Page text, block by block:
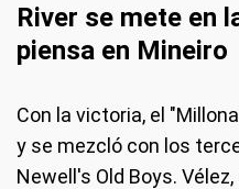
River se mete en
piensa en Mineiro
Con la victoria, el
y se mezcló con los
Newell's Old Boys.